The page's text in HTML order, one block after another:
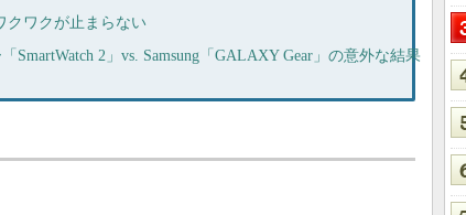
クワクが止まらない
SmartWatch 2」vs. Samsung「GALAXY Gear」の意外な結果